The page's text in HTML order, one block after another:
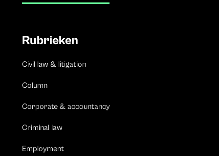
Rubrieken
Civil law & litigation
Column
Corporate & accountancy
Criminal law
Employment